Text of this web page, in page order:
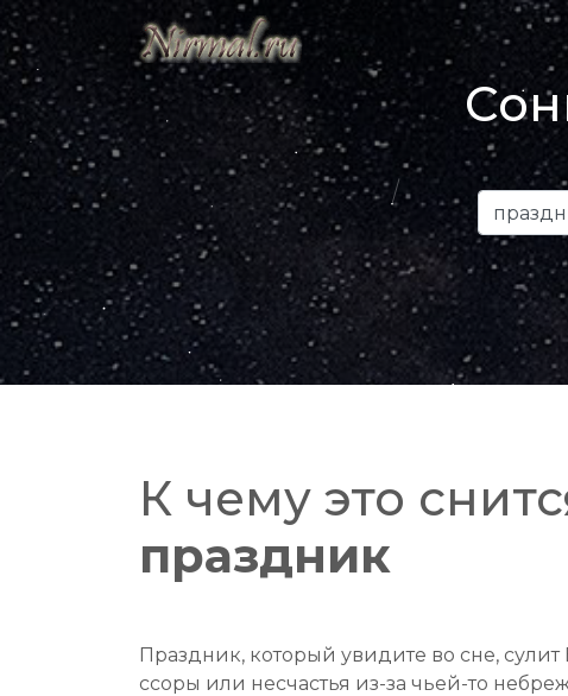
К чему это
праздник
Праздник, который увидите во сне,
ссоры или несчастья из-за чьей-то